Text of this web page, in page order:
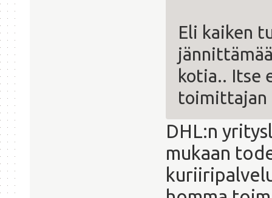
Eli kaiken
kotia.. Itse
toimittajan
DHL:n
mukaan